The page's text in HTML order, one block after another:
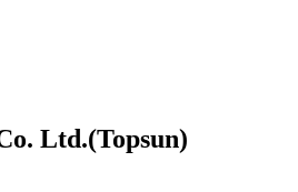
Ltd.(Topsun)